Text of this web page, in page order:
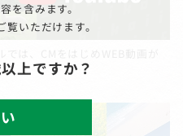
を含みます。
いただけます。
上ですか？